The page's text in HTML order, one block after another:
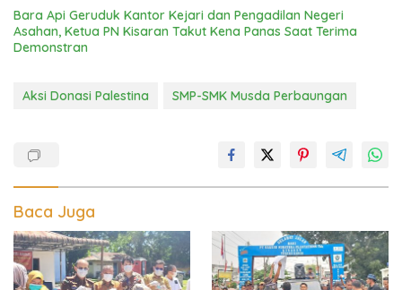
Bara Api Geruduk Kantor Kejari dan Pengadilan Negeri
Asahan, Ketua PN Kisaran Takut Kena Panas Saat Terima
Demonstran
Aksi Donasi Palestina SMP-SMK Musda Perbaungan
Baca Juga